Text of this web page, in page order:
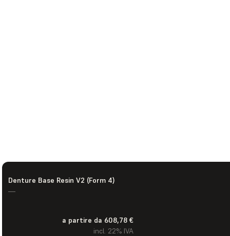
Denture Base Resin V2 (Form 4)
—
a partire da 608,78 €
incl. 22% IVA